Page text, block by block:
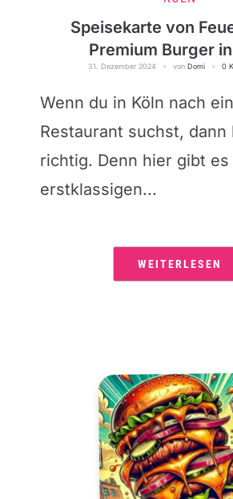
Speisekarte von
Premium Burger
31. Dezember 2024 von Domi 0
Wenn du in Köln nach
Restaurant suchst,
richtig. Denn hier gibt es
erstklassigen...
WEITERLESEN